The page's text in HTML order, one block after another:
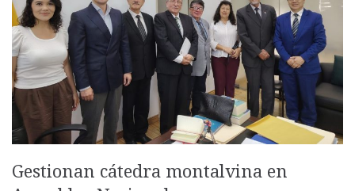
Gestionan cátedra montalvina en